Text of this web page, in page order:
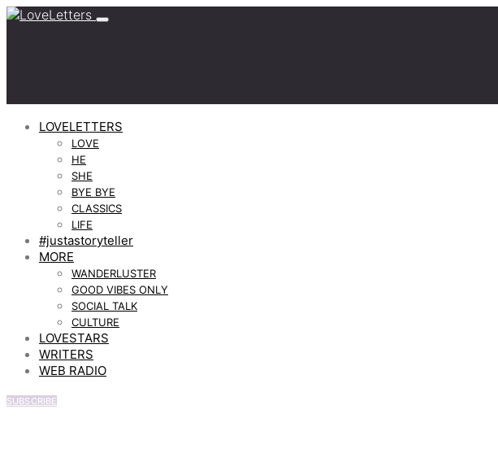
LOVELETTERS
LOVE
HE
SHE
BYE BYE
CLASSICS
LIFE
#justastoryteller
MORE
WANDERLUSTER
GOOD VIBES ONLY
SOCIAL TALK
CULTURE
LOVESTARS
WRITERS
WEB RADIO
SUBSCRIBE